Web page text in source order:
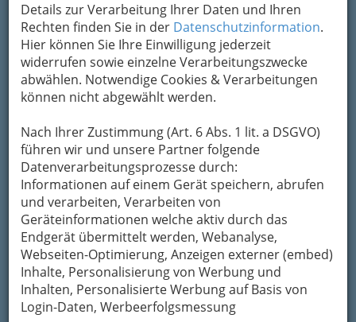
Details zur Verarbeitung Ihrer Daten und Ihren
Rechten finden Sie in der Datenschutzinformation.
Hier können Sie Ihre Einwilligung jederzeit
widerrufen sowie einzelne Verarbeitungszwecke
abwählen. Notwendige Cookies & Verarbeitungen
können nicht abgewählt werden.
Nach Ihrer Zustimmung (Art. 6 Abs. 1 lit. a DSGVO)
führen wir und unsere Partner folgende
Datenverarbeitungsprozesse durch:
Informationen auf einem Gerät speichern, abrufen
und verarbeiten, Verarbeiten von
Geräteinformationen welche aktiv durch das
Endgerät übermittelt werden, Webanalyse,
Webseiten-Optimierung, Anzeigen externer (embed)
Inhalte, Personalisierung von Werbung und
Inhalten, Personalisierte Werbung auf Basis von
Login-Daten, Werbeerfolgsmessung
2
Polydata Gesellschaft m.b.H.
Belgiergasse 8, 8020 Graz
+43 316 712 715 - 0
+43 316 712 715 - 10
Kategorien
3
Steiermärkische Bank und
Sparkassen Aktiengesellschaft
Sparkassenplatz
Sparkassenplatz 4, 8010 Graz
+43 5 0100
+43 5 0100 - 936 091